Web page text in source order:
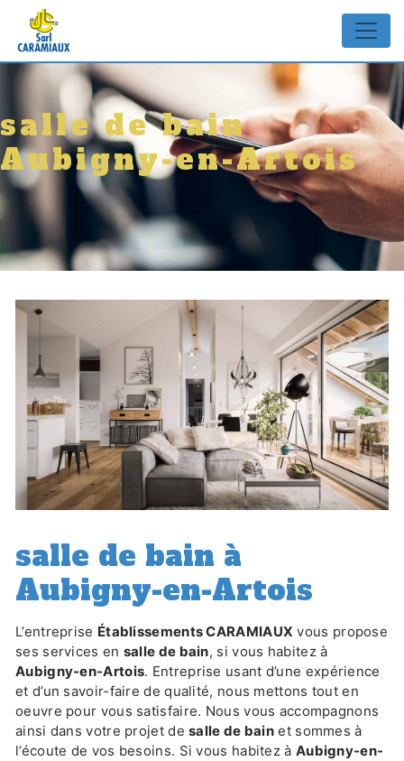
Panneau de gestion des cookies
salle de bain
Aubigny-en-Artois
salle de bain à
Aubigny-en-Artois
L’entreprise Établissements CARAMIAUX vous propose
ses services en salle de bain, si vous habitez à
Aubigny-en-Artois. Entreprise usant d’une expérience
et d’un savoir-faire de qualité, nous mettons tout en
oeuvre pour vous satisfaire. Nous vous accompagnons
ainsi dans votre projet desalle de bain et sommes à
l’écoute de vos besoins. Si vous habitez à Aubigny-en-